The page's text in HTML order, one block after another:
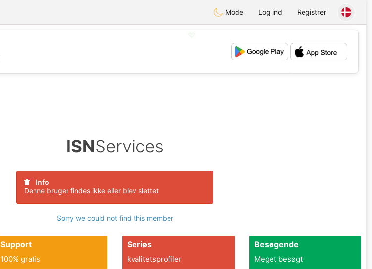
Mode Log ind Registrer
💕
ISNServices
Info
Denne bruger findes ikke eller blev slettet
Sorry we could not find this member
Support
100% gratis
Seriøs
kvalitetsprofiler
Besøgende
Meget besøgt